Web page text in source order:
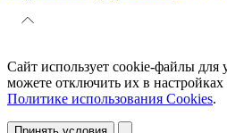
Сайт использует cookie-файлы для
можете отключить их в
Политике использования Cookies.